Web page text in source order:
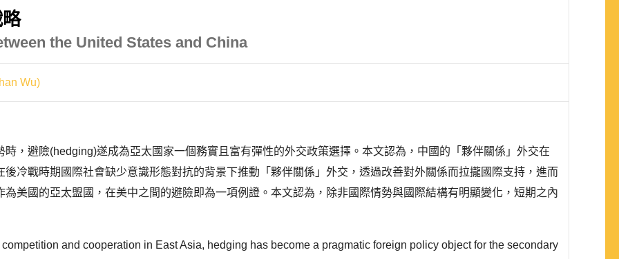
the United States and China
Wu)
，避險(hedging)遂成為亞太國家一個務實且富有彈性的外交政策選擇。本文認為，中國的「夥伴關係」外交在
冷戰時期國際社會缺少意識形態對抗的背景下推動「夥伴關係」外交，透過改善對外關係而拉攏國際支持，進而
美國的亞太盟國，在美中之間的避險即為一項例證。本文認為，除非國際情勢與國際結構有明顯變化，短期之內
and cooperation in East Asia, hedging has become a pragmatic foreign policy object for the secondary